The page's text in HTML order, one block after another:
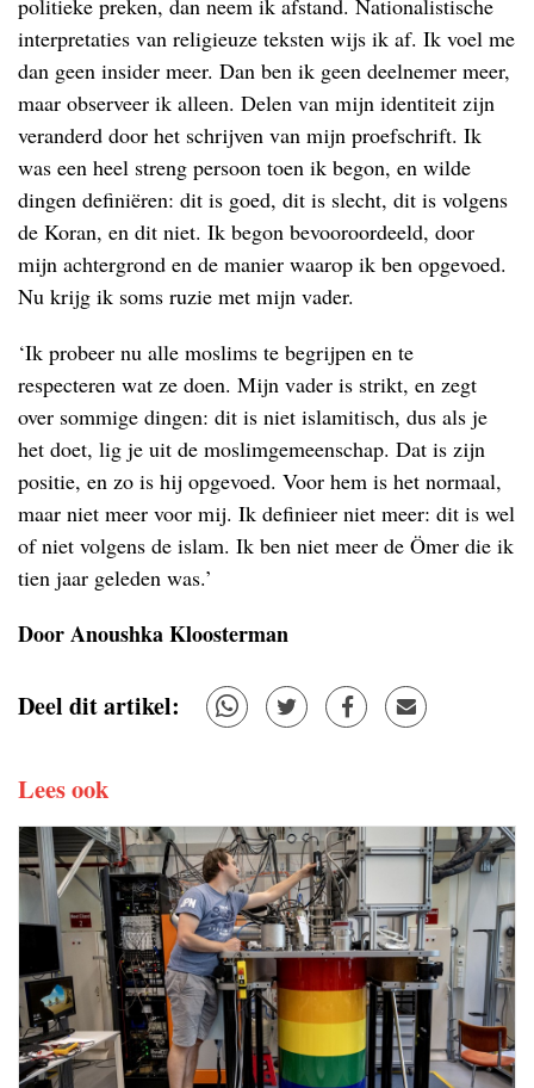
interpretaties van religieuze teksten wijs ik af. Ik voel me
dan geen insider meer. Dan ben ik geen deelnemer meer,
maar observeer ik alleen. Delen van mijn identiteit zijn
veranderd door het schrijven van mijn proefschrift. Ik
was een heel streng persoon toen ik begon, en wilde
dingen definiëren: dit is goed, dit is slecht, dit is volgens
de Koran, en dit niet. Ik begon bevooroordeeld, door
mijn achtergrond en de manier waarop ik ben opgevoed.
Nu krijg ik soms ruzie met mijn vader.
‘Ik probeer nu alle moslims te begrijpen en te
respecteren wat ze doen. Mijn vader is strikt, en zegt
over sommige dingen: dit is niet islamitisch, dus als je
het doet, lig je uit de moslimgemeenschap. Dat is zijn
positie, en zo is hij opgevoed. Voor hem is het normaal,
maar niet meer voor mij. Ik definieer niet meer: dit is wel
of niet volgens de islam. Ik ben niet meer de Ömer die ik
tien jaar geleden was.’
Door Anoushka Kloosterman
Deel dit artikel:
Lees ook